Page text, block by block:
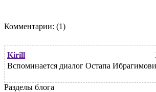
Комментарии: (1)
Kirill
Вспоминается диалог Остапа
Разделы блога